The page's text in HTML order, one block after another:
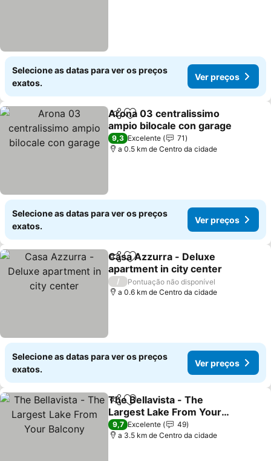
Selecione as datas para ver os preços
exatos.
Ver preços
PartilharAdicionar aos favoritos
Arona 03 centralissimo
ampio bilocale con garage
9,3 Excelente
71
a 0.5 km de Centro da cidade
Selecione as datas para ver os preços
exatos.
Ver preços
PartilharAdicionar aos favoritos
Casa Azzurra - Deluxe
apartment in city center
/
Pontuação não disponível
a 0.6 km de Centro da cidade
Selecione as datas para ver os preços
exatos.
Ver preços
PartilharAdicionar aos favoritos
The Bellavista - The
Largest Lake From Your
Balcony
9,7 Excelente
49
a 3.5 km de Centro da cidade